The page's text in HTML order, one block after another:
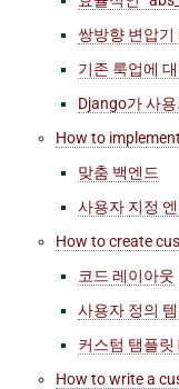
쌍방향 변압기
기존 룩업에
Django가 사
How to
맞춤 백엔드
사용자 지정
How to create
코드 레이아웃
사용자 정의
커스텀 탬플릿
How to write a